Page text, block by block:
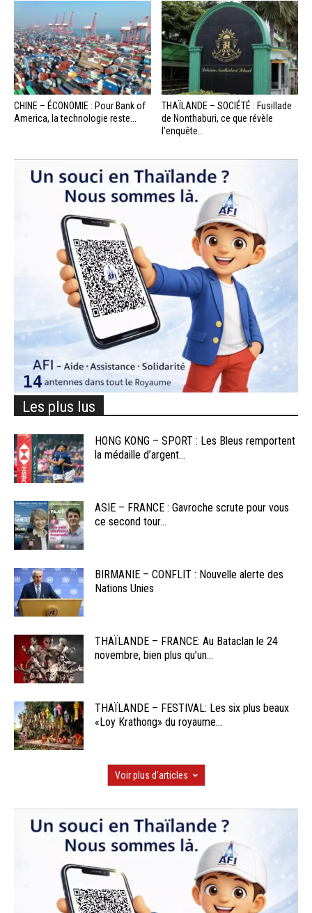
CHINE – ÉCONOMIE : Pour Bank of
America, la technologie reste...
THAÏLANDE – SOCIÉTÉ : Fusillade
de Nonthaburi, ce que révèle
l’enquête...
Les plus lus
HONG KONG – SPORT : Les Bleus remportent
la médaille d’argent...
ASIE – FRANCE : Gavroche scrute pour vous
ce second tour...
BIRMANIE – CONFLIT : Nouvelle alerte des
Nations Unies
THAÏLANDE – FRANCE: Au Bataclan le 24
novembre, bien plus qu’un...
THAÏLANDE – FESTIVAL: Les six plus beaux
«Loy Krathong» du royaume...
Voir plus d'articles